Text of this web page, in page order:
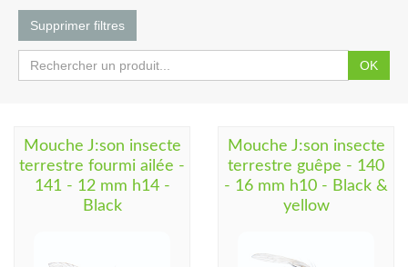
Supprimer filtres
OK
Mouche J:son insecte
terrestre fourmi ailée -
141 - 12 mm h14 -
Black
Mouche J:son insecte
terrestre guêpe - 140
- 16 mm h10 - Black &
yellow